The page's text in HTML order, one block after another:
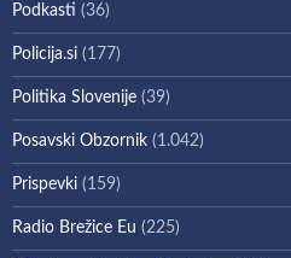
Podkasti (36)
Policija.si (177)
Politika Slovenije (39)
Posavski Obzornik (1.042)
Prispevki (159)
Radio Brežice Eu (225)